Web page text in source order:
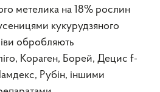
метелика на 18% рослин
кукурудзяного
обробляють
Кораген, Борей, Децис f-
Рубін, іншими